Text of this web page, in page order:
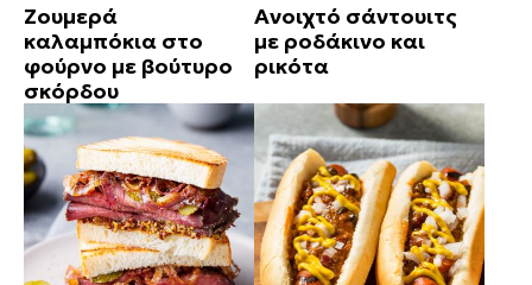
Ζουμερά
καλαμπόκια στο
φούρνο με βούτυρο
σκόρδου
Ανοιχτό σάντουιτς
με ροδάκινο και
ρικότα